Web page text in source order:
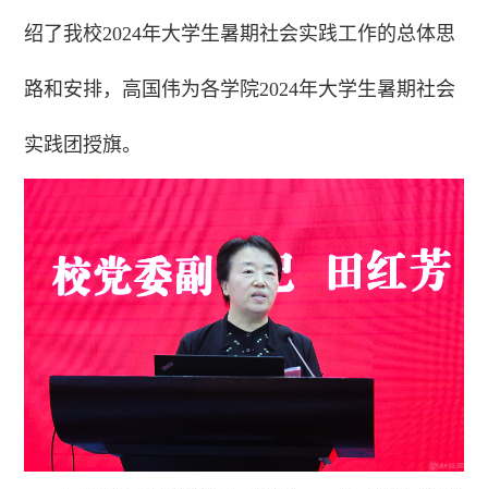
绍了我校2024年大学生暑期社会实践工作的总体思
路和安排，高国伟为各学院2024年大学生暑期社会
实践团授旗。